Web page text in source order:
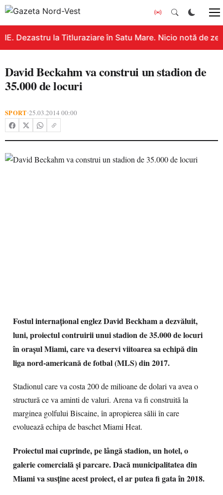
Dezastru la Titluraziare în Satu Mare. Nicio notă de
David Beckahm va construi un stadion de
35.000 de locuri
SPORT•25.03.2014 00:00
Fostul internaţional englez David Beckham a dezvăluit,
luni, proiectul contruirii unui stadion de 35.000 de locuri
în oraşul Miami, care va deservi viitoarea sa echipă din
liga nord-americană de fotbal (MLS) din 2017.
Stadionul care va costa 200 de milioane de dolari va avea o
structură ce va aminti de valuri. Arena va fi construită la
marginea golfului Biscaine, în apropierea sălii în care
evoluează echipa de baschet Miami Heat.
Proiectul mai cuprinde, pe lângă stadion, un hotel, o
galerie comercială şi parcare. Dacă municipalitatea din
Miami va susţine acest proiect, el ar putea fi gata în 2018.